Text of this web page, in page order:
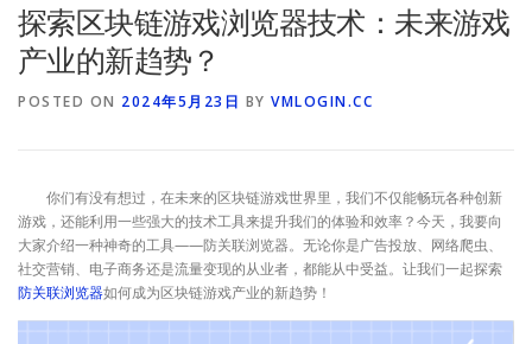
探索区块链游戏浏览器技术：未来游戏
产业的新趋势？
POSTED ON 2024年5月23日 BY VMLOGIN.CC
你们有没有想过，在未来的区块链游戏世界里，我们不仅能畅玩各种创新
游戏，还能利用一些强大的技术工具来提升我们的体验和效率？今天，我要向
大家介绍一种神奇的工具——防关联浏览器。无论你是广告投放、网络爬虫、
社交营销、电子商务还是流量变现的从业者，都能从中受益。让我们一起探索
防关联浏览器如何成为区块链游戏产业的新趋势！